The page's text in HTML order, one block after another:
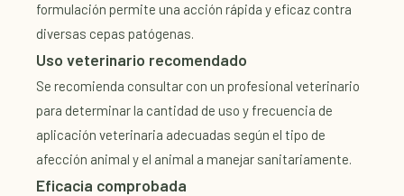
formulación permite una acción rápida y eficaz contra
diversas cepas patógenas.
Uso veterinario recomendado
Se recomienda consultar con un profesional veterinario
para determinar la cantidad de uso y frecuencia de
aplicación veterinaria adecuadas según el tipo de
afección animal y el animal a manejar sanitariamente.
Eficacia comprobada